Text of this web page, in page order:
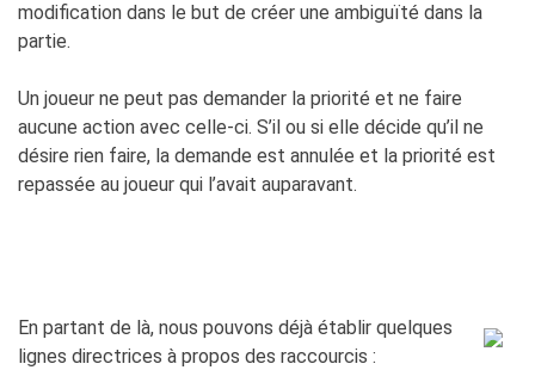
modification dans le but de créer une ambiguïté dans la
partie.
Un joueur ne peut pas demander la priorité et ne faire
aucune action avec celle-ci. S’il ou si elle décide qu’il ne
désire rien faire, la demande est annulée et la priorité est
repassée au joueur qui l’avait auparavant.
En partant de là, nous pouvons déjà établir quelques
lignes directrices à propos des raccourcis :